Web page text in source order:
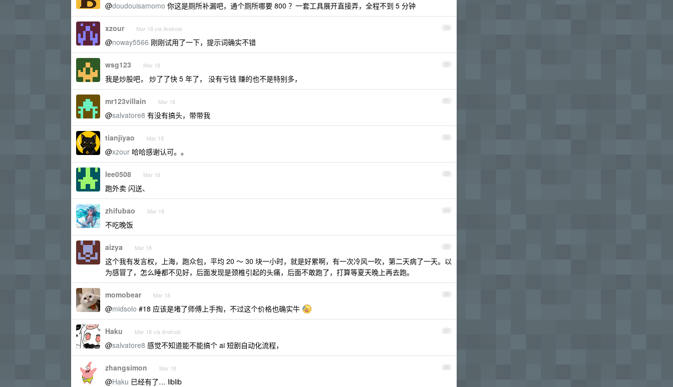
@doudouisamomo 你这是厕所补漏吧，通个厕所哪要 800 ？一套工具展开直接弄，全程不到 5 分钟
19
xzour Mar 18 via Android
@noway5566 刚刚试用了一下，提示词确实不错
20
wsg123 Mar 18
我是炒股吧， 炒了了快 5 年了， 没有亏钱 赚的也不是特别多，
21
mr123villain Mar 18
@salvatore8 有没有搞头，带带我
22
tianjiyao Mar 18
@xzour 哈哈感谢认可。。
23
lee0508 Mar 18
跑外卖 闪送、
24
zhifubao Mar 18
不吃晚饭
25
aizya Mar 18
这个我有发言权，上海，跑众包，平均 20 ～ 30 块一小时，就是好累啊，有一次冷风一吹，第二天病了一天。以
为感冒了，怎么睡都不见好，后面发现是颈椎引起的头痛，后面不敢跑了，打算等夏天晚上再去跑。
26
momobear Mar 18
@midsolo #18 应该是堵了师傅上手掏，不过这个价格也确实牛
27
Haku Mar 18 via Android
@salvatore8 感觉不知道能不能搞个 ai 短剧自动化流程，
28
zhangsimon Mar 18
@Haku 已经有了… liblib